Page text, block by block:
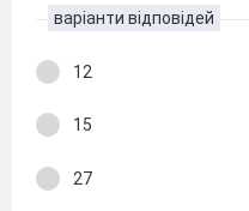
варіанти відповідей
12
15
27